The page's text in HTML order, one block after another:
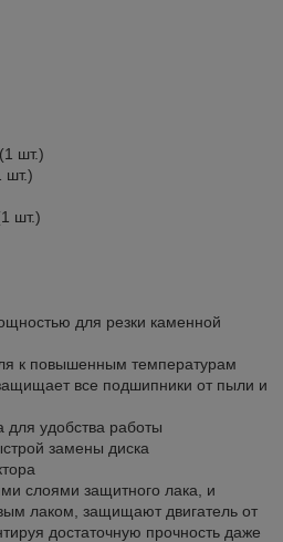
шт.)
шт.)
шт.)
для резки каменной
к повышенным температурам
все подшипники от пыли и
удобства работы
замены диска
слоями защитного лака, и
лаком, защищают двигатель от
достаточную прочность даже